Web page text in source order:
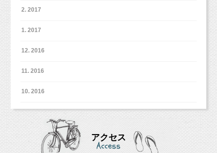
2. 2017
1. 2017
12. 2016
11. 2016
10. 2016
アクセス
Access